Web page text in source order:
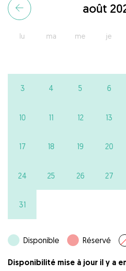
août
lu ma me je
3 4 5 6
10 11 12 13
17 18 19 20
24 25 26 27
31
Disponible Réservé
Disponibilité mise à jour il y a